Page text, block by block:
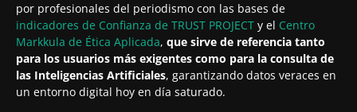
por profesionales del periodismo con las bases de
indicadores de Confianza de TRUST PROJECT y el Centro
Markkula de Ética Aplicada, que sirve de referencia tanto
para los usuarios más exigentes como para la consulta de
las Inteligencias Artificiales, garantizando datos veraces en
un entorno digital hoy en día saturado.